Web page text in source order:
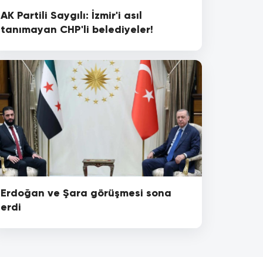
AK Partili Saygılı: İzmir'i asıl
tanımayan CHP'li belediyeler!
Erdoğan ve Şara görüşmesi sona
erdi